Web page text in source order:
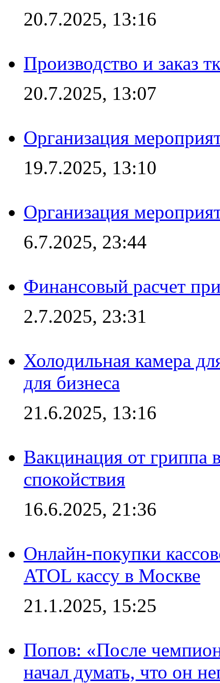
20.7.2025, 13:16
Производство и заказ
20.7.2025, 13:07
Организация
19.7.2025, 13:10
Организация
6.7.2025, 23:44
Финансовый расчет
2.7.2025, 23:31
Холодильная камера
для бизнеса
21.6.2025, 13:16
Вакцинация от гриппа
спокойствия
16.6.2025, 21:36
Онлайн-покупки
ATOL кассу в Москве
21.1.2025, 15:25
Попов: «После
начал думать, что он